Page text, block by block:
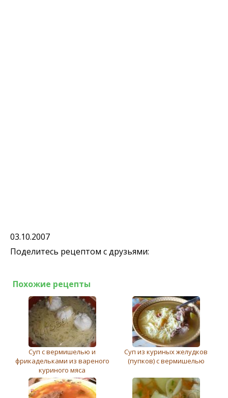
03.10.2007
Поделитесь рецептом с друзьями:
Похожие рецепты
Суп с вермишелью и
фрикадельками из вареного
куриного мяса
Суп из куриных желудков
(пупков) с вермишелью